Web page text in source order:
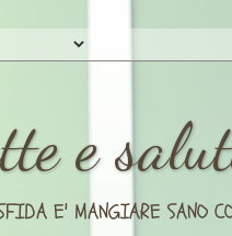
e
E' MANGIARE SANO